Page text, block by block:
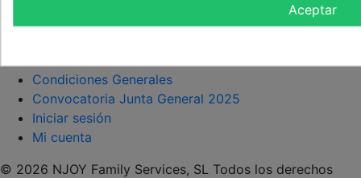
Condiciones Generales
Convocatoria Junta General 2025
Iniciar sesión
Mi cuenta
© 2026 NJOY Family Services, SL Todos los derechos
Aceptar